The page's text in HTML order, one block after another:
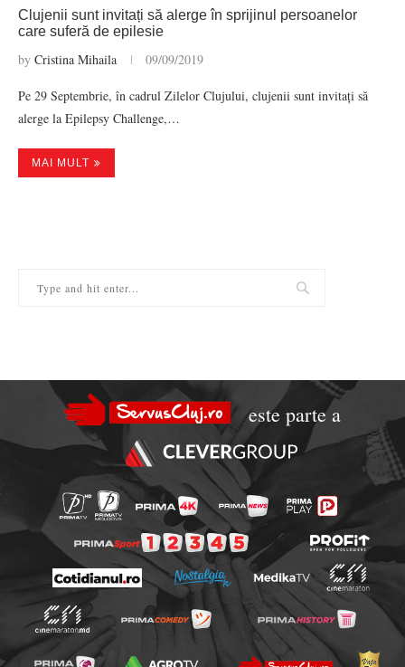
Clujenii sunt invitați să alerge în sprijinul persoanelor
care suferă de epilesie
by Cristina Mihaila 09/09/2019
Pe 29 Septembrie, în cadrul Zilelor Clujului, clujenii sunt invitați să
alerge la Epilepsy Challenge,…
MAI MULT
este parte a